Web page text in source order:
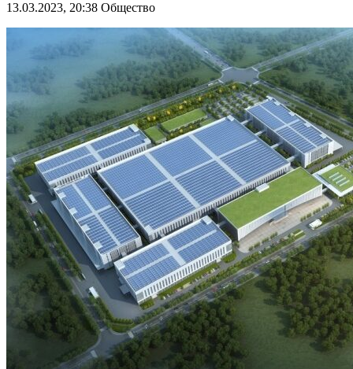
13.03.2023, 20:38 Общество